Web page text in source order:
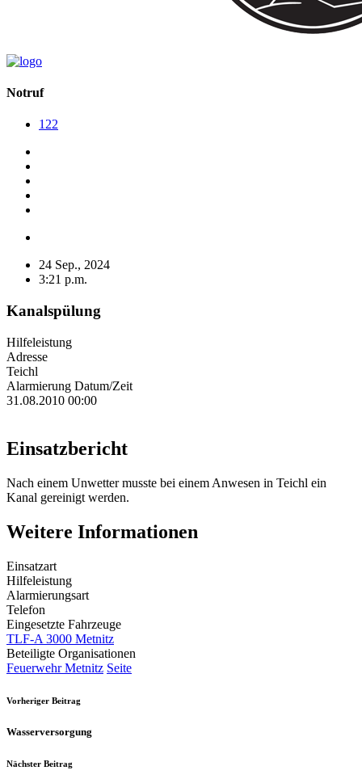
Notruf
122
24 Sep., 2024
3:21 p.m.
Kanalspülung
Hilfeleistung
Adresse
Teichl
Alarmierung Datum/Zeit
31.08.2010 00:00
Einsatzbericht
Nach einem Unwetter musste bei einem Anwesen in Teichl ein
Kanal gereinigt werden.
Weitere Informationen
Einsatzart
Hilfeleistung
Alarmierungsart
Telefon
Eingesetzte Fahrzeuge
TLF-A 3000 Metnitz
Beteiligte Organisationen
Feuerwehr Metnitz Seite
Vorheriger Beitrag
Wasserversorgung
Nächster Beitrag